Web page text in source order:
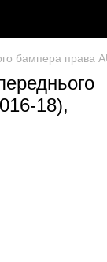
бампера права
18),